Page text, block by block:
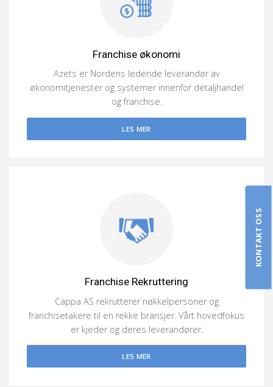
Franchise økonomi
Azets er Nordens ledende leverandør av
økonomitjenester og systemer innenfor detaljhandel
og franchise.
LES MER
Franchise Rekruttering
Cappa AS rekrutterer nøkkelpersoner og
franchisetakere til en rekke bransjer. Vårt hovedfokus
er kjeder og deres leverandører.
LES MER
KONTAKT OSS